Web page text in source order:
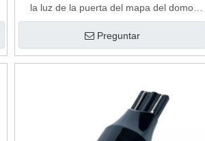
la luz de la puerta del mapa del domo
interior
Preguntar